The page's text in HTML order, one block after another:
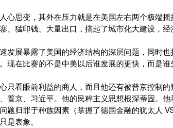
心思变，其外在压力就是在美国左右两个极端
、猛印钱、大量出口，搞起了城市化大建设，经
发展暴露了美国的经济结构的深层问题，同时
现在比赛的不是中美以后谁发展的更快，而是谁
只看眼前利益的商人，而且他还有被普京控制
普京、习近平。他的民粹主义思想根深蒂固。
题归罪于种族因素（掌握了德国金融的犹太人
是表象。